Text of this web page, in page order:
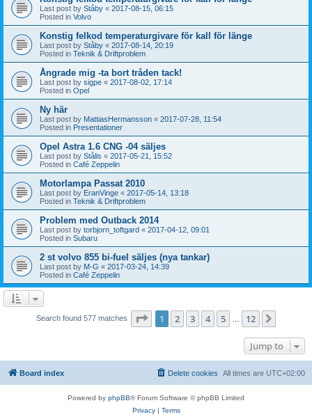
Last post by Ståby « 2017-08-15, 06:15
Posted in Volvo
Konstig felkod temperaturgivare för kall för länge
Last post by Ståby « 2017-08-14, 20:19
Posted in Teknik & Driftproblem
Ångrade mig -ta bort tråden tack!
Last post by sigpe « 2017-08-02, 17:14
Posted in Opel
Ny här
Last post by MattiasHermansson « 2017-07-28, 11:54
Posted in Presentationer
Opel Astra 1.6 CNG -04 säljes
Last post by Stålis « 2017-05-21, 15:52
Posted in Café Zeppelin
Motorlampa Passat 2010
Last post by EranVinge « 2017-05-14, 13:18
Posted in Teknik & Driftproblem
Problem med Outback 2014
Last post by torbjorn_toftgard « 2017-04-12, 09:01
Posted in Subaru
2 st volvo 855 bi-fuel säljes (nya tankar)
Last post by M-G « 2017-03-24, 14:39
Posted in Café Zeppelin
Search found 577 matches Page 1of 12
1 2 3 4 5 12
Jump to
Board index All times are UTC+02:00
Delete cookies
Powered by phpBB® Forum Software © phpBB Limited
Privacy| Terms